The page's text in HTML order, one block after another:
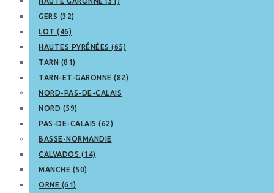
GERS (32)
LOT (46)
HAUTES PYRÉNÉES (65)
TARN (81)
TARN-ET-GARONNE (82)
NORD-PAS-DE-CALAIS
NORD (59)
PAS-DE-CALAIS (62)
BASSE-NORMANDIE
CALVADOS (14)
MANCHE (50)
ORNE (61)